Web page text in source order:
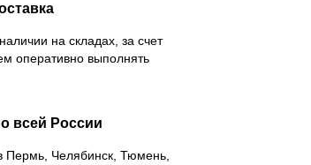
на складах, за счет
оперативно выполнять
всей России
Пермь, Челябинск, Тюмень,